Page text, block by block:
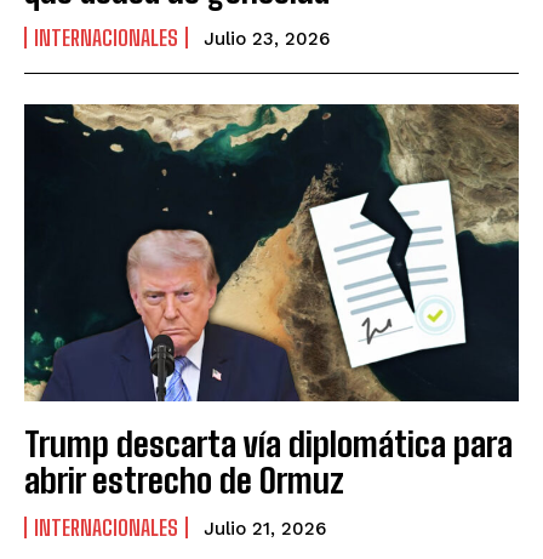
INTERNACIONALES Julio 23, 2026
Trump descarta vía diplomática para
abrir estrecho de Ormuz
INTERNACIONALES Julio 21, 2026